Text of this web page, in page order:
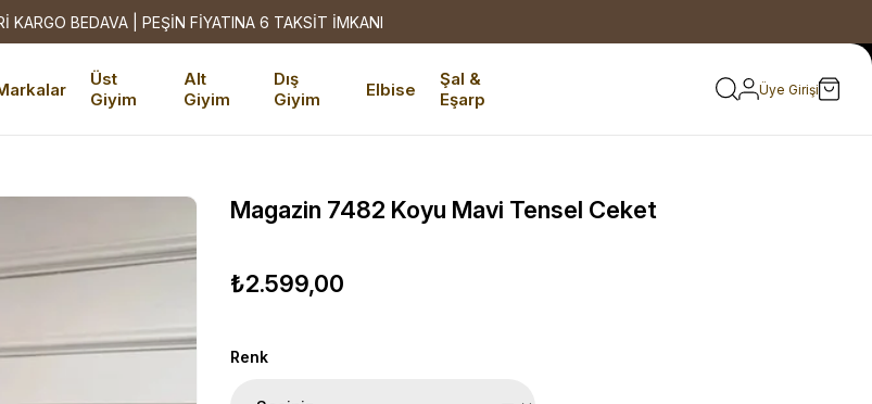
KARGO BEDAVA | PEŞİN FİYATINA 6 TAKSİT İMKANI
Üst
Giyim
Alt
Giyim
Dış
Giyim
Elbise
Şal &
Eşarp
Üye Girişi
Magazin 7482 Koyu Mavi Tensel Ceket
₺2.599,00
Renk